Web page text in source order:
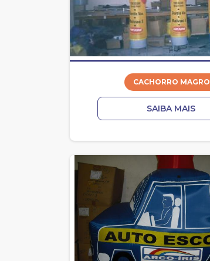
CACHORRO MAGRO
SAIBA MAIS